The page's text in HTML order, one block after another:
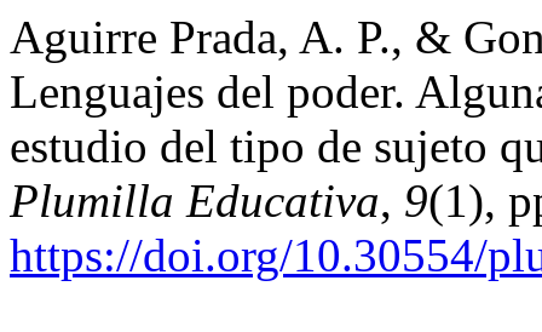
Aguirre Prada, A. P., &
Lenguajes del poder.
estudio del tipo de sujeto
Plumilla Educativa, 9(1),
https://doi.org/10.30554/